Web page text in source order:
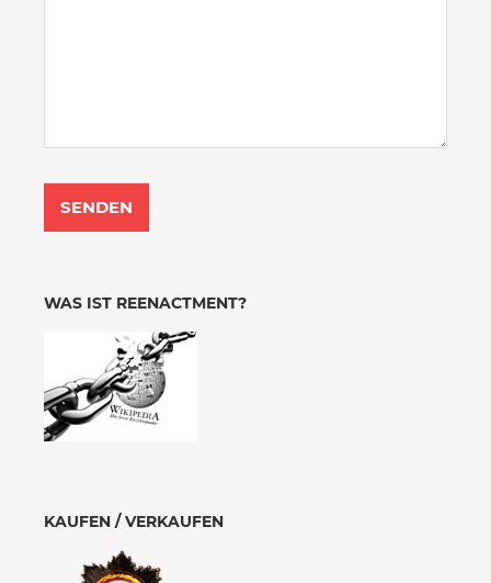
WAS IST REENACTMENT?
KAUFEN / VERKAUFEN